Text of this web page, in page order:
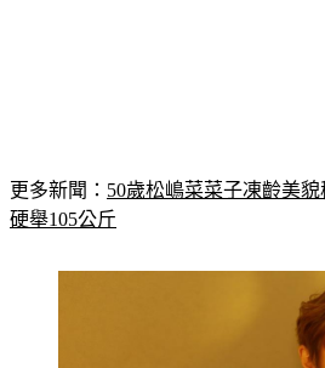
更多新聞： 50歲松嶋菜菜子凍齡美
硬舉105公斤